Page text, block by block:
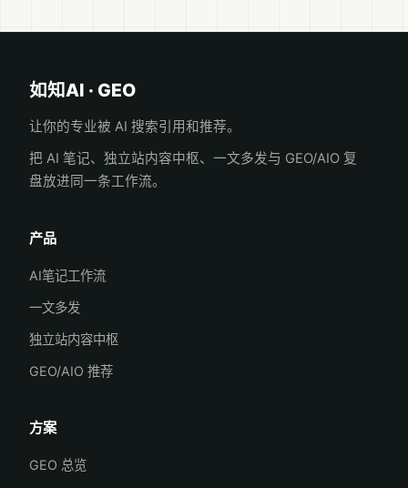
如知AI · GEO
让你的专业被 AI 搜索引用和推荐。
把 AI 笔记、独立站内容中枢、一文多发与 GEO/AIO 复
盘放进同一条工作流。
产品
AI笔记工作流
一文多发
独立站内容中枢
GEO/AIO 推荐
方案
GEO 总览